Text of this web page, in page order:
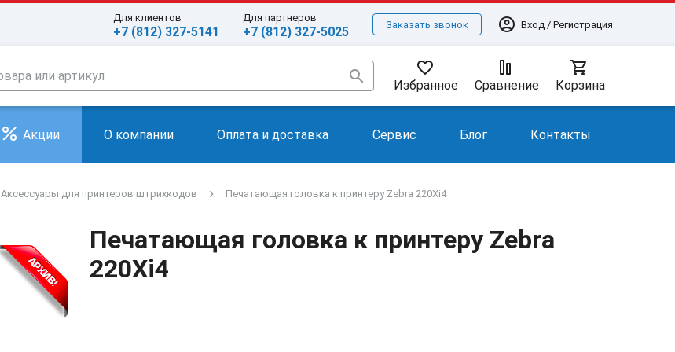
Для клиентов
+7 (812) 327-5141
Для партнеров
+7 (812) 327-5025 Заказать звонок account_circle Вход / Регистрация
search favorite_border
Избранное Сравнение
shopping_cart
Корзина
Акции О компании Оплата и доставка Сервис Блог Контакты
Аксессуары для принтеров штрихкодов Печатающая головка к принтеру Zebra 220Xi4
Печатающая головка к принтеру Zebra
220Xi4